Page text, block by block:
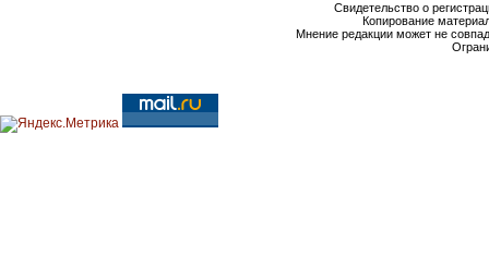
Свидетельство о
Копирование
Мнение редакции может не